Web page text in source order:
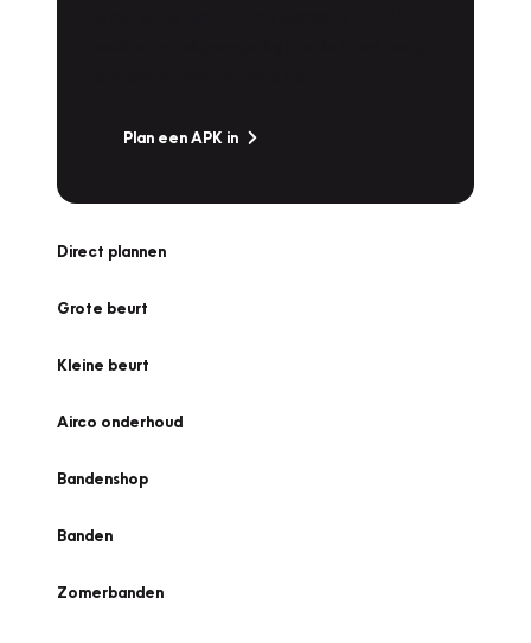
Plan een APK in
Direct plannen
Grote beurt
Kleine beurt
Airco onderhoud
Bandenshop
Banden
Zomerbanden